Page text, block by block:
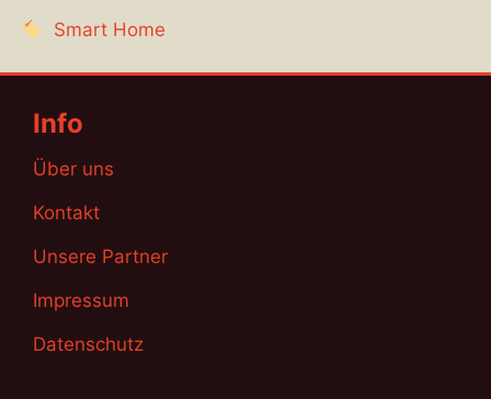
Smart Home
Info
Über uns
Kontakt
Unsere Partner
Impressum
Datenschutz